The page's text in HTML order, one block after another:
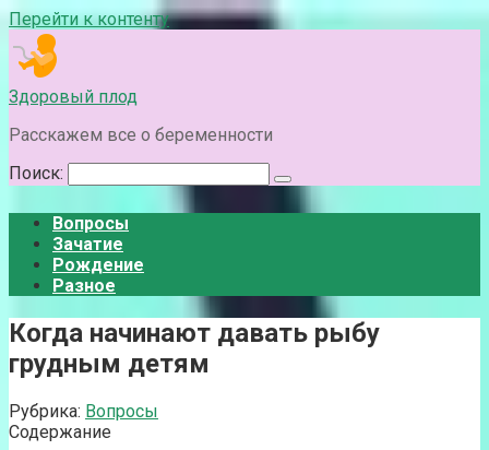
Перейти к контенту
Здоровый плод
Расскажем все о беременности
Поиск:
Вопросы
Зачатие
Рождение
Разное
Когда начинают давать рыбу
грудным детям
Рубрика: Вопросы
Содержание